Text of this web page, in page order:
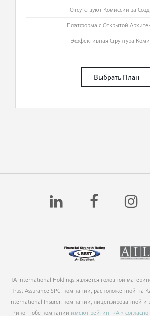
Отсутствуют Комиссии за
Платформа с Открытой
Эффективная Структура
Выбрать План
ITA International Holdings является головной
Trust Assurance SPC, компании, расположенной на
International Insurer, компании, лицензированной и
Рико – обе компании имеют рейтинг «A-»